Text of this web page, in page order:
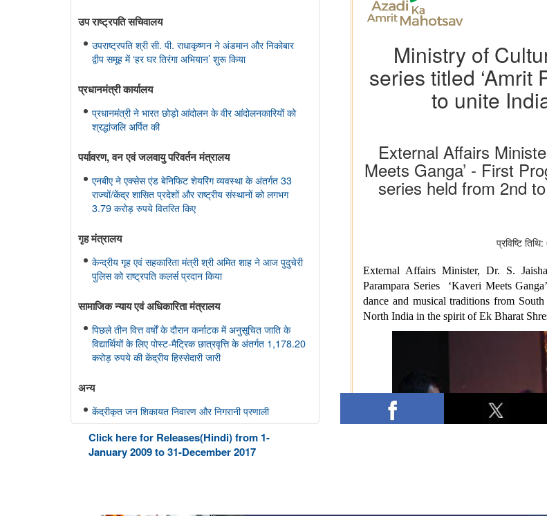
उप राष्ट्रपति सचिवालय
उपराष्ट्रपति श्री सी. पी. राधाकृष्णन ने अंडमान और निकोबार
द्वीप समूह में ‘हर घर तिरंगा अभियान’ शुरू किया
प्रधानमंत्री कार्यालय
प्रधानमंत्री ने भारत छोड़ो आंदोलन के वीर आंदोलनकारियों को
श्रद्धांजलि अर्पित की
पर्यावरण, वन एवं जलवायु परिवर्तन मंत्रालय
एनबीए ने एक्सेस एंड बेनिफिट शेयरिंग व्यवस्था के अंतर्गत 33
राज्यों/केंद्र शासित प्रदेशों और राष्ट्रीय संस्थानों को लगभग
3.79 करोड़ रुपये वितरित किए
गृह मंत्रालय
केन्द्रीय गृह एवं सहकारिता मंत्री श्री अमित शाह ने आज पुदुचेरी
पुलिस को राष्ट्रपति कलर्स प्रदान किया
सामाजिक न्‍याय एवं अधिकारिता मंत्रालय
पिछले तीन वित्त वर्षों के दौरान कर्नाटक में अनुसूचित जाति के
विद्यार्थियों के लिए पोस्ट-मैट्रिक छात्रवृत्ति के अंतर्गत 1,178.20
करोड़ रुपये की केंद्रीय हिस्सेदारी जारी
अन्य
केंद्रीकृत जन शिकायत निवारण और निगरानी प्रणाली
(सीपीग्राम)
Click here for Releases(Hindi) from 1-
January 2009 to 31-December 2017